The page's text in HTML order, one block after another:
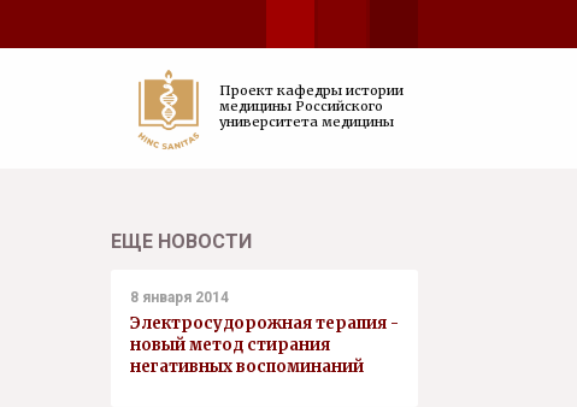
Проект кафедры истории
медицины Российского
университета медицины
ЕЩЕ НОВОСТИ
8 января 2014
Электросудорожная терапия -
новый метод стирания
негативных воспоминаний